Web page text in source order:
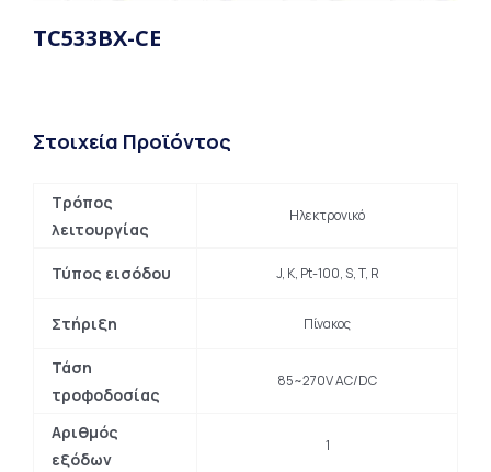
TC533BX-CE
Στοιχεία Προϊόντος
Τρόπος
λειτουργίας
Ηλεκτρονικό
Τύπος εισόδου J, K, Pt-100, S, T, R
Στήριξη Πίνακος
Τάση
τροφοδοσίας
85~270V AC/DC
Αριθμός
εξόδων
1